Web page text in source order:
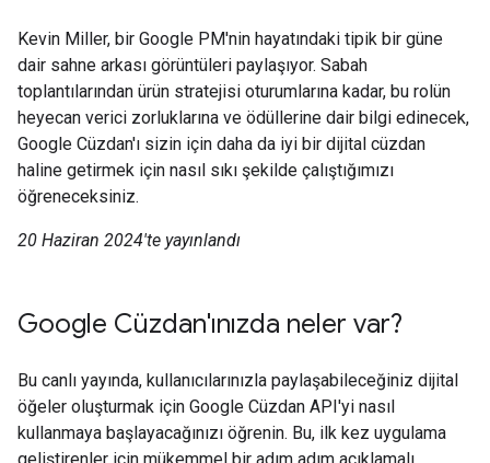
Kevin Miller, bir Google PM'nin hayatındaki tipik bir güne
dair sahne arkası görüntüleri paylaşıyor. Sabah
toplantılarından ürün stratejisi oturumlarına kadar, bu rolün
heyecan verici zorluklarına ve ödüllerine dair bilgi edinecek,
Google Cüzdan'ı sizin için daha da iyi bir dijital cüzdan
haline getirmek için nasıl sıkı şekilde çalıştığımızı
öğreneceksiniz.
20 Haziran 2024'te yayınlandı
Google Cüzdan'ınızda neler var?
Bu canlı yayında, kullanıcılarınızla paylaşabileceğiniz dijital
öğeler oluşturmak için Google Cüzdan API'yi nasıl
kullanmaya başlayacağınızı öğrenin. Bu, ilk kez uygulama